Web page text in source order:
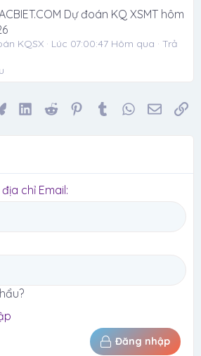
Dự đoán KQ XSMT hôm
KQSX Lúc 07:00:47 Hôm qua
Trả
BlueskyLinkedIn
Reddit Pinterest
Tumblr WhatsApp
Email
chỉ Email
Đăng nhập